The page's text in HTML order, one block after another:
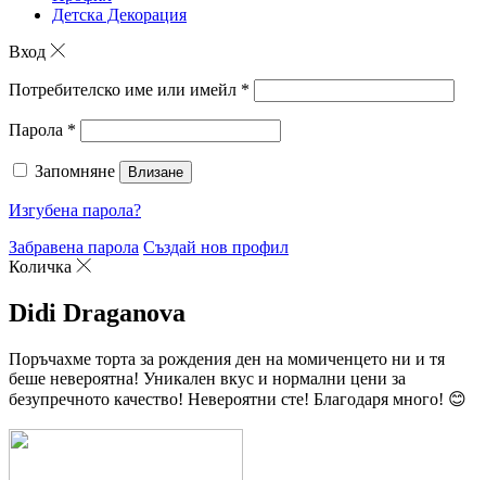
Детска Декорация
Вход
Потребителско име или имейл *
Парола *
Запомняне Влизане
Изгубена парола?
Забравена парола Създай нов профил
Количка
Didi Draganova
Поръчахме торта за рождения ден на момиченцето ни и тя
беше невероятна! Уникален вкус и нормални цени за
безупречното качество! Невероятни сте! Благодаря много! 😊